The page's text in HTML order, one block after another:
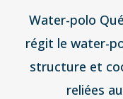
Water-polo
régit le water-
structure et
reliées